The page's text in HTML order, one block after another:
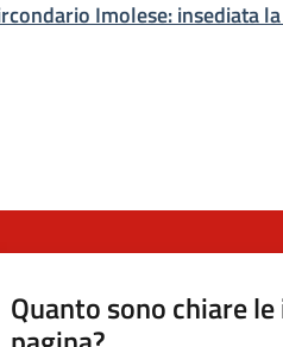
Imolese: insediata
Quanto sono chiare